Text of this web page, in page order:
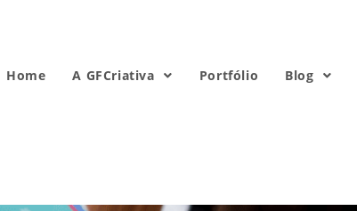
Home A GFCriativa Portfólio Blog